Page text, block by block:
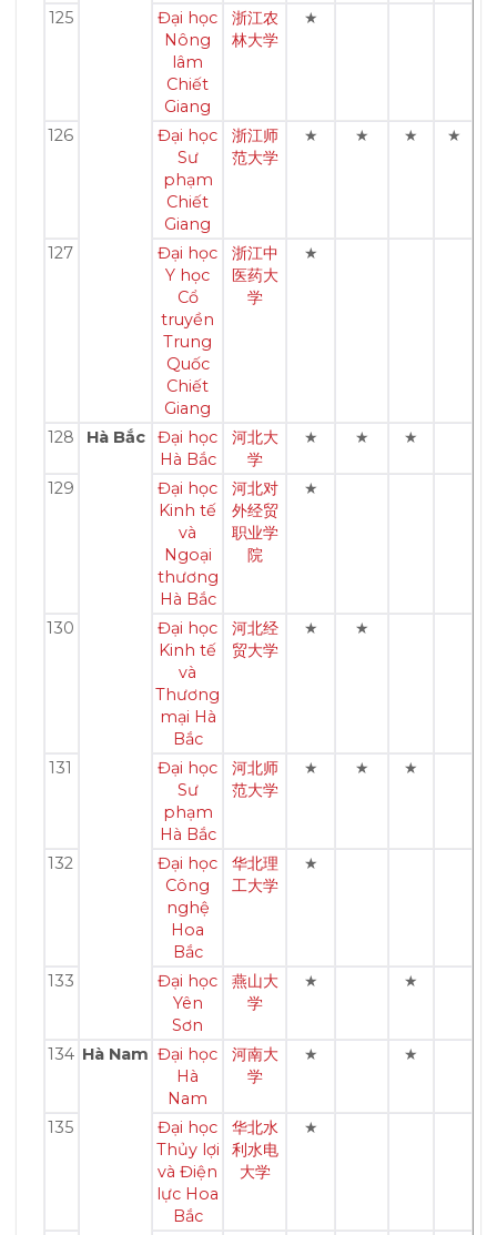
125
Đại học
Nông
lâm
Chiết
Giang
浙江农
林大学
★
126
Đại học
Sư
phạm
Chiết
Giang
浙江师
范大学
★ ★ ★ ★
127
Đại học
Y học
Cổ
truyền
Trung
Quốc
Chiết
Giang
浙江中
医药大
学
★
128 Hà Bắc
Đại học
Hà Bắc
河北大
学
★ ★ ★
129
Đại học
Kinh tế
và
Ngoại
thương
Hà Bắc
河北对
外经贸
职业学
院
★
130
Đại học
Kinh tế
và
Thương
mại Hà
Bắc
河北经
贸大学
★ ★
131
Đại học
Sư
phạm
Hà Bắc
河北师
范大学
★ ★ ★
132
Đại học
Công
nghệ
Hoa
Bắc
华北理
工大学
★
133
Đại học
Yên
Sơn
燕山大
学
★ ★
134 Hà Nam Đại học
Hà
Nam
河南大
学
★ ★
135
Đại học
Thủy lợi
và Điện
lực Hoa
Bắc
华北水
利水电
大学
★